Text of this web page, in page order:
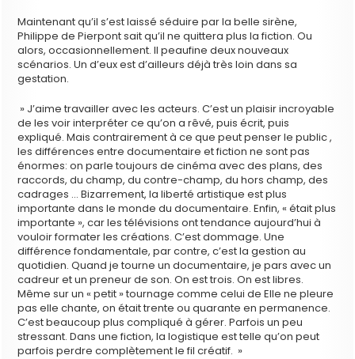
Maintenant qu’il s’est laissé séduire par la belle sirène,
Philippe de Pierpont sait qu’il ne quittera plus la fiction. Ou
alors, occasionnellement. Il peaufine deux nouveaux
scénarios. Un d’eux est d’ailleurs déjà très loin dans sa
gestation.
» J’aime travailler avec les acteurs. C’est un plaisir incroyable
de les voir interpréter ce qu’on a rêvé, puis écrit, puis
expliqué. Mais contrairement à ce que peut penser le public ,
les différences entre documentaire et fiction ne sont pas
énormes: on parle toujours de cinéma avec des plans, des
raccords, du champ, du contre-champ, du hors champ, des
cadrages … Bizarrement, la liberté artistique est plus
importante dans le monde du documentaire. Enfin, « était plus
importante », car les télévisions ont tendance aujourd’hui à
vouloir formater les créations. C’est dommage. Une
différence fondamentale, par contre, c’est la gestion au
quotidien. Quand je tourne un documentaire, je pars avec un
cadreur et un preneur de son. On est trois. On est libres.
Même sur un « petit » tournage comme celui de Elle ne pleure
pas elle chante, on était trente ou quarante en permanence.
C’est beaucoup plus compliqué à gérer. Parfois un peu
stressant. Dans une fiction, la logistique est telle qu’on peut
parfois perdre complètement le fil créatif. »